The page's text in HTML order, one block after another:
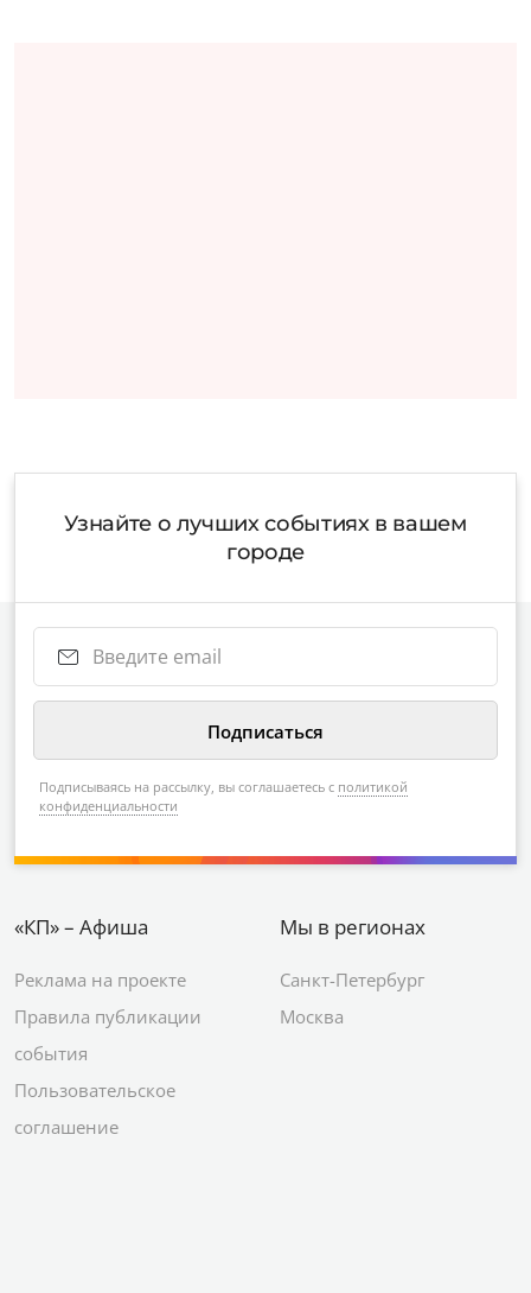
Узнайте о лучших событиях в вашем
городе
Подписываясь на рассылку, вы соглашаетесь с политикой
конфиденциальности
«КП» – Афиша
Реклама на проекте
Правила публикации
события
Пользовательское
соглашение
Мы в регионах
Санкт-Петербург
Москва